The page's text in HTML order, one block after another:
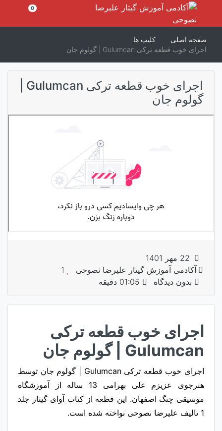
محتوا
0
صفحه اصلی
کلیپ ها
اجرای خوب قطعه ترکی Gulumcan | گولوم جان
گولوم جان
آکادمی آموزش گیتار علیرضا نصوحی
1
بدون دیدگاه
01:05 دقیقه
اجرای خوب قطعه ترکی
Gulumcan | گولوم جان
اجرای خوب قطعه ترکی Gulumcan | گولوم جان توسط
هنرجوی عزیزم علی بهرامی 13 ساله از آموزشگاه
موسیقی چنگ اصفهان. این قطعه از کتاب آوای گیتار جلد
1 تالیف علیرضا نصوحی نواخته شده است.